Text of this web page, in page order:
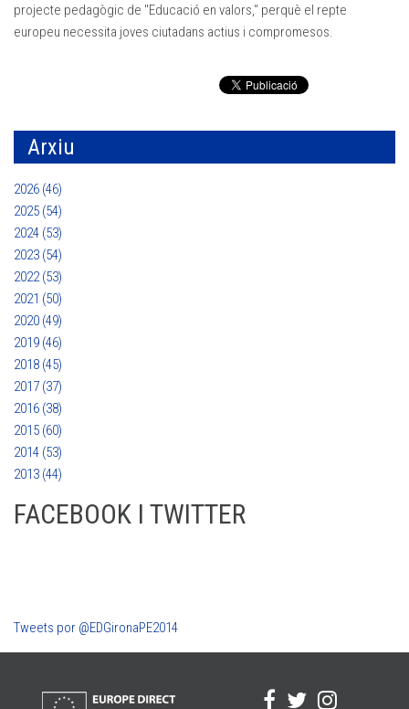
projecte pedagògic de "Educació en valors," perquè el repte
europeu necessita joves ciutadans actius i compromesos.
Arxiu
2026 (46)
2025 (54)
2024 (53)
2023 (54)
2022 (53)
2021 (50)
2020 (49)
2019 (46)
2018 (45)
2017 (37)
2016 (38)
2015 (60)
2014 (53)
2013 (44)
FACEBOOK I TWITTER
Tweets por @EDGironaPE2014